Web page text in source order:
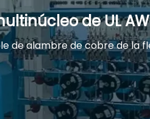
de UL
de alambre de cobre de la